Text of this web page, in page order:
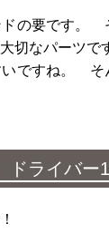
ドの要です。
切なパーツで
いですね。 そ
ライバー1